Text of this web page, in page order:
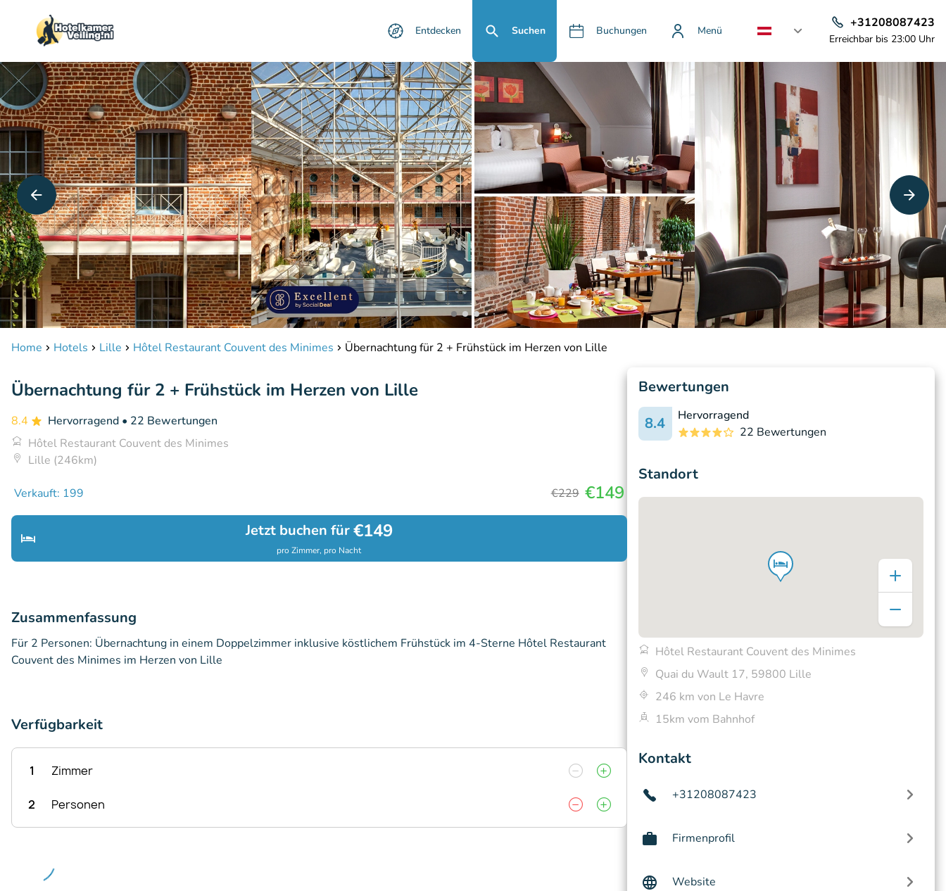
Entdecken Suchen Buchungen Menü
+31208087423
Erreichbar bis 23:00 Uhr
Home Hotels Lille Hôtel Restaurant Couvent des Minimes Übernachtung für 2 + Frühstück im Herzen von Lille
Übernachtung für 2 + Frühstück im Herzen von Lille
8.4 Hervorragend • 22 Bewertungen
Hôtel Restaurant Couvent des Minimes
Lille (246km)
Verkauft: 199 €229 €149
Jetzt buchen für€149
pro Zimmer, pro Nacht
Zusammenfassung
Für 2 Personen: Übernachtung in einem Doppelzimmer inklusive köstlichem Frühstück im 4-Sterne Hôtel Restaurant
Couvent des Minimes im Herzen von Lille
Verfügbarkeit
1 Zimmer
2 Personen
Bewertungen
8.4
Hervorragend
22 Bewertungen
Standort
Hôtel Restaurant Couvent des Minimes
Quai du Wault 17, 59800 Lille
246 km von Le Havre
15km vom Bahnhof
Kontakt
+31208087423
Firmenprofil
Website